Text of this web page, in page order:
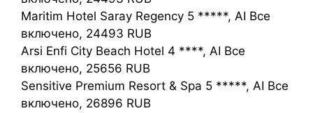
Maritim Hotel Saray Regency 5 *****, AI Все
включено, 24493 RUB
Arsi Enfi City Beach Hotel 4 ****, AI Все
включено, 25656 RUB
Sensitive Premium Resort & Spa 5 *****, AI Все
включено, 26896 RUB